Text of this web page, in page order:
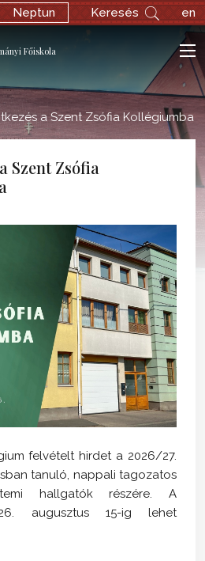
Neptun Keresés en
Főiskola
a Szent Zsófia Kollégiumba
Szent Zsófia
felvételt hirdet a 2026/27.
tanuló, nappali tagozatos
hallgatók részére. A
augusztus 15-ig lehet